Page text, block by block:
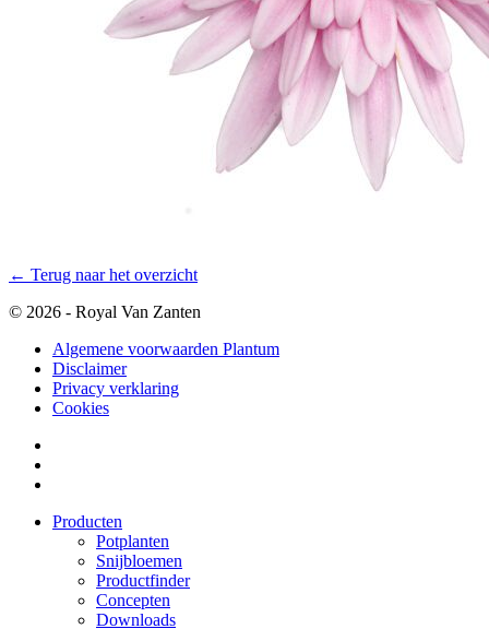
← Terug naar het overzicht
© 2026 - Royal Van Zanten
Algemene voorwaarden Plantum
Disclaimer
Privacy verklaring
Cookies
Producten
Potplanten
Snijbloemen
Productfinder
Concepten
Downloads